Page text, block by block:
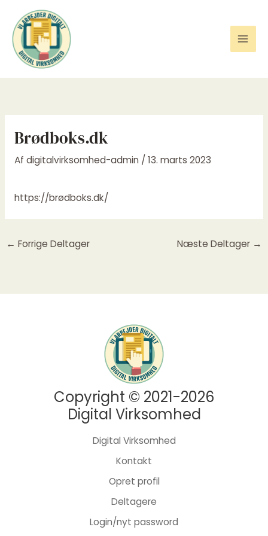
indholdet
Brødboks.dk
Af digitalvirksomhed-admin / 13. marts 2023
https://brødboks.dk/
← Forrige Deltager Næste Deltager →
Copyright © 2021-2026
Digital Virksomhed
Digital Virksomhed
Kontakt
Opret profil
Deltagere
Login/nyt password